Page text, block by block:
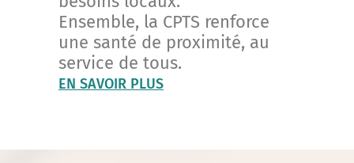
Ensemble, la CPTS renforce
une santé de proximité, au
service de tous.
EN SAVOIR PLUS